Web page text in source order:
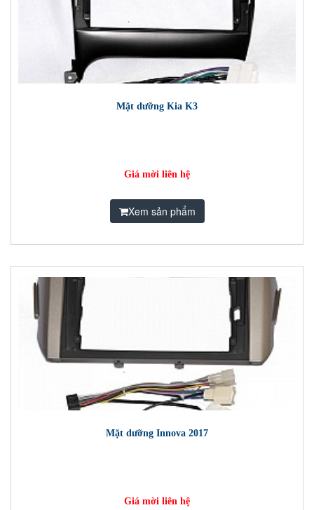
Mặt dưỡng Kia K3
Giá mời liên hệ
Xem sản phẩm
Mặt dưỡng Innova 2017
Giá mời liên hệ